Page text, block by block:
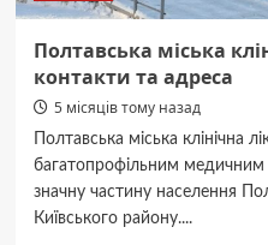
Полтавська міська
контакти та адреса
5 місяців тому назад
Полтавська міська клінічна
багатопрофільним
значну частину населення
Київського району....